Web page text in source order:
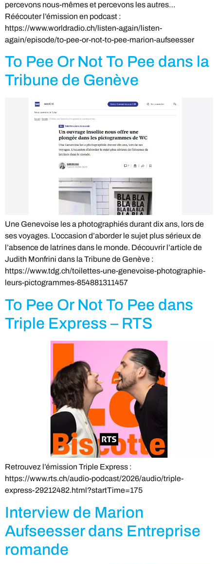
percevons nous-mêmes et percevons les autres…
Réécouter l’émission en podcast :
https://www.worldradio.ch/listen-again/listen-
again/episode/to-pee-or-not-to-pee-marion-aufseesser
To Pee Or Not To Pee dans la
Tribune de Genève
Une Genevoise les a photographiés durant dix ans, lors de
ses voyages. L’occasion d’aborder le sujet plus sérieux de
l’absence de latrines dans le monde. Découvrir l’article de
Judith Monfrini dans la Tribune de Genève :
https://www.tdg.ch/toilettes-une-genevoise-photographie-
leurs-pictogrammes-854881311457
To Pee Or Not To Pee dans
Triple Express – RTS
Retrouvez l’émission Triple Express :
https://www.rts.ch/audio-podcast/2026/audio/triple-
express-29212482.html?startTime=175
Interview de Marion
Aufseesser dans Entreprise
romande